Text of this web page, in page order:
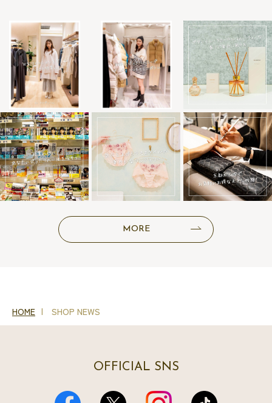
MORE
HOME SHOP NEWS
OFFICIAL SNS